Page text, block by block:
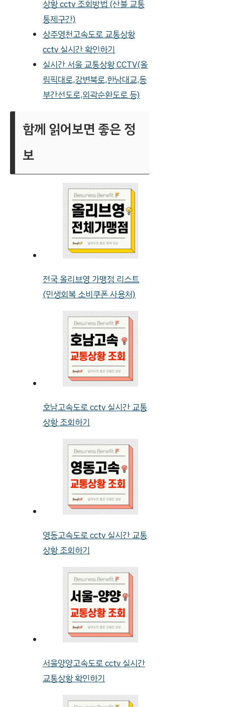
상황 cctv 조회방법 (산불 교통
통제구간)
상주영천고속도로 교통상황
cctv 실시간 확인하기
실시간 서울 교통상황 CCTV(올
림픽대로,강변북로,한남대교,동
부간선도로,외곽순환도로 등)
함께 읽어보면 좋은 정
보
전국 올리브영 가맹점 리스트
(민생회복 소비쿠폰 사용처)
호남고속도로 cctv 실시간 교통
상황 조회하기
영동고속도로 cctv 실시간 교통
상황 조회하기
서울양양고속도로 cctv 실시간
교통상황 확인하기